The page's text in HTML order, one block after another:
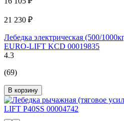
21 230 ₽
Лебедка электрическая (500/
EURO-LIFT KCD 00019835
4.3
(69)
В корзину